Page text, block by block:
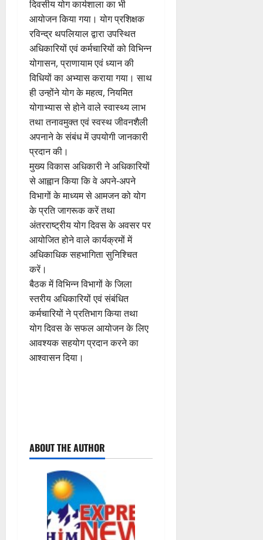
दिवसीय योग कार्यशाला का भी
आयोजन किया गया। योग प्रशिक्षक
रविन्द्र थपलियाल द्वारा उपस्थित
अधिकारियों एवं कर्मचारियों को विभिन्न
योगासन, प्राणायाम एवं ध्यान की
विधियों का अभ्यास कराया गया। साथ
ही उन्होंने योग के महत्व, नियमित
योगाभ्यास से होने वाले स्वास्थ्य लाभ
तथा तनावमुक्त एवं स्वस्थ जीवनशैली
अपनाने के संबंध में उपयोगी जानकारी
प्रदान की।
मुख्य विकास अधिकारी ने अधिकारियों
से आह्वान किया कि वे अपने-अपने
विभागों के माध्यम से आमजन को योग
के प्रति जागरूक करें तथा
अंतरराष्ट्रीय योग दिवस के अवसर पर
आयोजित होने वाले कार्यक्रमों में
अधिकाधिक सहभागिता सुनिश्चित
करें।
बैठक में विभिन्न विभागों के जिला
स्तरीय अधिकारियों एवं संबंधित
कर्मचारियों ने प्रतिभाग किया तथा
योग दिवस के सफल आयोजन के लिए
आवश्यक सहयोग प्रदान करने का
आश्वासन दिया।
o
ABOUT THE AUTHOR